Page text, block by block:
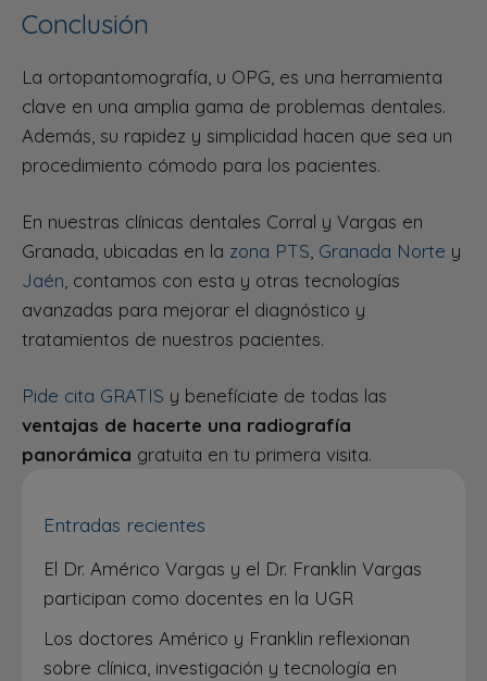
Conclusión
La ortopantomografía, u OPG, es una herramienta
clave en una amplia gama de problemas dentales.
Además, su rapidez y simplicidad hacen que sea un
procedimiento cómodo para los pacientes.
En nuestras clínicas dentales Corral y Vargas en
Granada, ubicadas en la zona PTS Granada Norte y
Jaén , contamos con esta y otras tecnologías
avanzadas para mejorar el diagnóstico y
tratamientos de nuestros pacientes.
Pide cita GRATIS y benefíciate de todas las
ventajas de hacerte una radiografía
panorámica gratuita en tu primera visita.
Entradas recientes
El Dr. Américo Vargas y el Dr. Franklin Vargas
participan como docentes en la UGR
Los doctores Américo y Franklin reflexionan
sobre clínica, investigación y tecnología en